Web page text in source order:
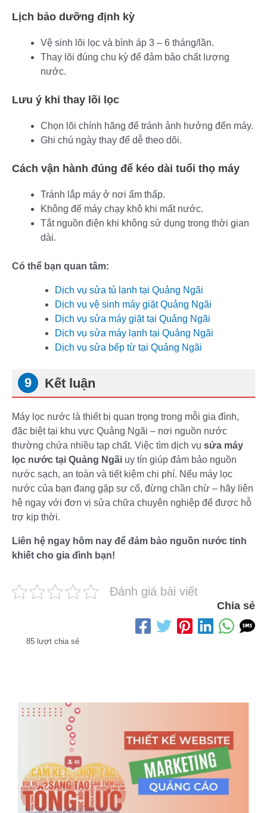
Lịch bảo dưỡng định kỳ
Vệ sinh lõi lọc và bình áp 3 – 6 tháng/lần.
Thay lõi đúng chu kỳ để đảm bảo chất lượng
nước.
Lưu ý khi thay lõi lọc
Chọn lõi chính hãng để tránh ảnh hưởng đến máy.
Ghi chú ngày thay để dễ theo dõi.
Cách vận hành đúng để kéo dài tuổi thọ máy
Tránh lắp máy ở nơi ẩm thấp.
Không để máy chạy khô khi mất nước.
Tắt nguồn điện khi không sử dụng trong thời gian
dài.
Có thể bạn quan tâm:
Dịch vụ sửa tủ lạnh tại Quảng Ngãi
Dịch vụ vệ sinh máy giặt Quảng Ngãi
Dịch vụ sửa máy giặt tại Quảng Ngãi
Dịch vụ sửa máy lạnh tại Quảng Ngãi
Dịch vụ sửa bếp từ tại Quảng Ngãi
Kết luận
Máy lọc nước là thiết bị quan trọng trong mỗi gia đình,
đặc biệt tại khu vực Quảng Ngãi – nơi nguồn nước
thường chứa nhiều tạp chất. Việc tìm dịch vụ sửa máy
lọc nước tại Quảng Ngãi uy tín giúp đảm bảo nguồn
nước sạch, an toàn và tiết kiệm chi phí. Nếu máy lọc
nước của bạn đang gặp sự cố, đừng chần chừ – hãy liên
hệ ngay với đơn vị sửa chữa chuyên nghiệp để được hỗ
trợ kịp thời.
Liên hệ ngay hôm nay để đảm bảo nguồn nước tinh
khiết cho gia đình bạn!
Đánh giá bài viết
Chia sẻ
85 lượt chia sẻ